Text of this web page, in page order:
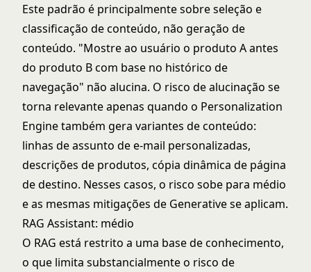
Este padrão é principalmente sobre seleção e
classificação de conteúdo, não geração de
conteúdo. "Mostre ao usuário o produto A antes
do produto B com base no histórico de
navegação" não alucina. O risco de alucinação se
torna relevante apenas quando o Personalization
Engine também gera variantes de conteúdo:
linhas de assunto de e-mail personalizadas,
descrições de produtos, cópia dinâmica de página
de destino. Nesses casos, o risco sobe para médio
e as mesmas mitigações de Generative se aplicam.
RAG Assistant: médio
O RAG está restrito a uma base de conhecimento,
o que limita substancialmente o risco de